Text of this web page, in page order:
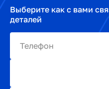
Выберите как с вами
деталей
Телефон